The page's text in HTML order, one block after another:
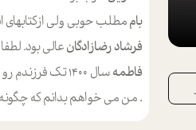
باممطلب حوبی ولی ازکتابهای اقای حلت درکافه بازاریا مایکت میزاشتن رایگان خوب بود ولی هرکدام خلاصه شده ش تومجله از طریق
فرشاد رضازادگانعالی بود. لطفا در
فاطمهسال ۱۴۰۰ تک فرزندم رو از دست دادم و هر چی میگذره حالم بدتر میشه و دلتنگتر تنایی رو ترجیح دادم و معاشرت برام سخت شده
.من می خواهم بدانم که چگونه او خط